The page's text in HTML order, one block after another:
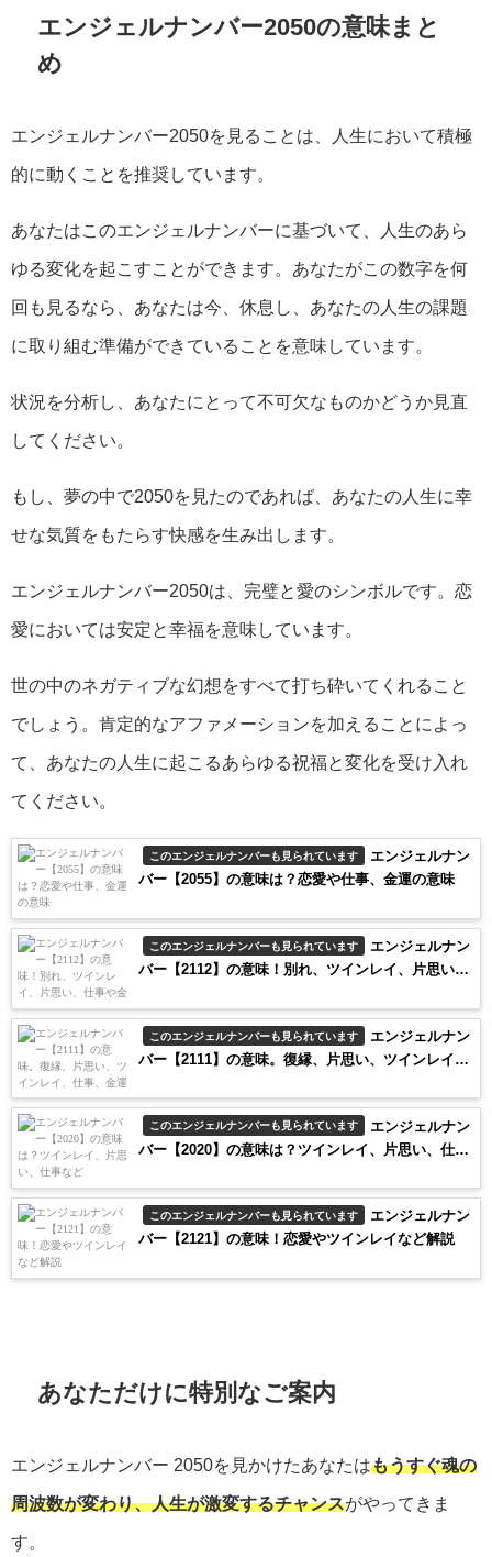
エンジェルナンバー2050の意味まと
め
エンジェルナンバー2050を見ることは、人生において積極
的に動くことを推奨しています。
あなたはこのエンジェルナンバーに基づいて、人生のあら
ゆる変化を起こすことができます。あなたがこの数字を何
回も見るなら、あなたは今、休息し、あなたの人生の課題
に取り組む準備ができていることを意味しています。
状況を分析し、あなたにとって不可欠なものかどうか見直
してください。
もし、夢の中で2050を見たのであれば、あなたの人生に幸
せな気質をもたらす快感を生み出します。
エンジェルナンバー2050は、完璧と愛のシンボルです。恋
愛においては安定と幸福を意味しています。
世の中のネガティブな幻想をすべて打ち砕いてくれること
でしょう。肯定的なアファメーションを加えることによっ
て、あなたの人生に起こるあらゆる祝福と変化を受け入れ
てください。
このエンジェルナンバーも見られています
エンジェルナン
バー【2055】の意味は？恋愛や仕事、金運の意味
このエンジェルナンバーも見られています
エンジェルナン
バー【2112】の意味！別れ、ツインレイ、片思い、
このエンジェルナンバーも見られています
エンジェルナン
バー【2111】の意味。復縁、片思い、ツインレイ、
このエンジェルナンバーも見られています
エンジェルナン
バー【2020】の意味は？ツインレイ、片思い、仕事
このエンジェルナンバーも見られています
エンジェルナン
バー【2121】の意味！恋愛やツインレイなど解説
あなただけに特別なご案内
エンジェルナンバー 2050を見かけたあなたはもうすぐ魂の
周波数が変わり、人生が激変するチャンスがやってきま
す。